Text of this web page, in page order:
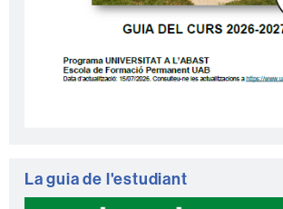
La guia de l'estudiant